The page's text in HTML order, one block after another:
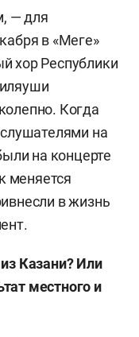
— для
в «Меге»
хор Республики
Когда
на
на концерте
меняется
в жизнь
Казани? Или
местного и